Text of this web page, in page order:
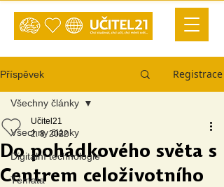
Příspěvek Registrace
Všechny články
Digitální technologie
Témata
Všechny články
Do pohádkového světa s
Centrem celoživotního
Učitel21
2. 8. 2022